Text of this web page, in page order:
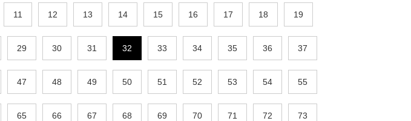
11 12 13 14 15 16 17 18 19
29 30 31 32 33 34 35 36 37
47 48 49 50 51 52 53 54 55
65 66 67 68 69 70 71 72 73